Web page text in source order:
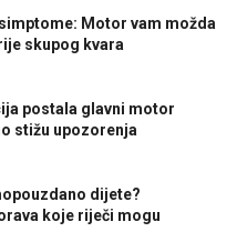
Motor vam možda
skupog kvara
postala glavni motor
stižu upozorenja
dijete?
koje riječi mogu